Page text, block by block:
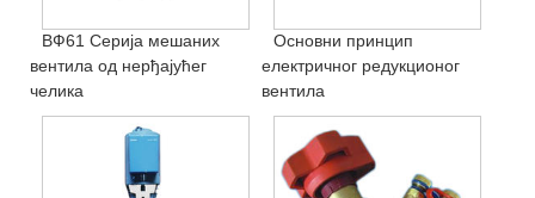
ВФ61 Серија мешаних
вентила од нерђајућег
челика
Основни принцип
електричног редукционог
вентила